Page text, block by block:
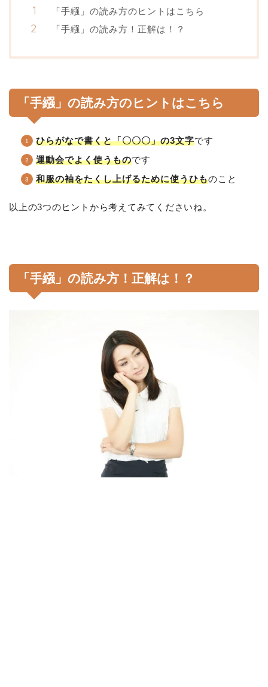
「手繦」の読み方のヒントはこちら
「手繦」の読み方！正解は！？
「手繦」の読み方のヒントはこちら
ひらがなで書くと「〇〇〇」の3文字です
運動会でよく使うものです
和服の袖をたくし上げるために使うひものこと
以上の3つのヒントから考えてみてくださいね。
「手繦」の読み方！正解は！？